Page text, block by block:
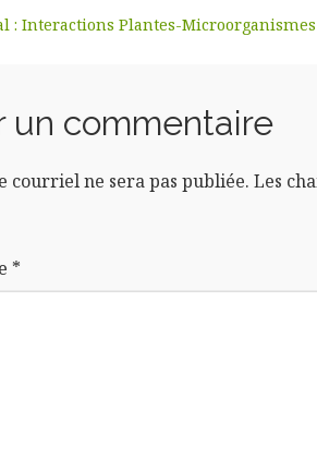
: Interactions Plantes-
un commentaire
courriel ne sera pas publiée. Les
*